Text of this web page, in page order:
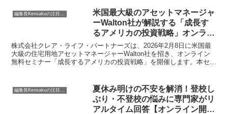
編集長Kensakuの注目ネタ
米国最大級のアセットマネージャ
ーWalton社が解説する「成長す
るアメリカの投資戦略」オンライ
ン無料セミナー開催
株式会社クレア・ライフ・パートナーズは、2026年2月8日に米国最
大級の住宅用地アセットマネージャーWalton社を招き、オンライン
無料セミナー「成長するアメリカの投資戦略」を開催します。本セミ
夏休み明けの不安を解消！登校し
ぶり・不登校の悩みに専門家がリ
アルタイム回答【オンライン開